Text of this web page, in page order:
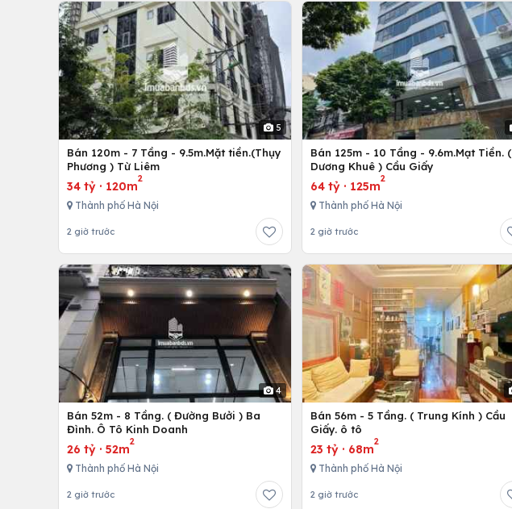
5
Bán 120m - 7 Tầng - 9.5m.Mặt tiền.(Thụy
Phương ) Từ Liêm
34 tỷ · 120m
2
Thành phố Hà Nội
2 giờ trước
Bán 125m - 10 Tầng - 9.6m.Mạt Tiền. (
Dương Khuê ) Cầu Giấy
64 tỷ · 125m
2
Thành phố Hà Nội
2 giờ trước
4
Bán 52m - 8 Tầng. ( Đường Bưởi ) Ba
Đình. Ô Tô Kinh Doanh
26 tỷ · 52m
2
Thành phố Hà Nội
2 giờ trước
Bán 56m - 5 Tầng. ( Trung Kính ) Cầu
Giấy. ô tô
23 tỷ · 68m
2
Thành phố Hà Nội
2 giờ trước